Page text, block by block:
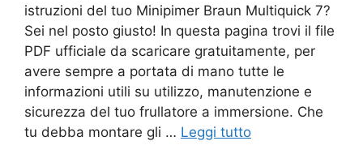
istruzioni del tuo Minipimer Braun Multiquick 7?
Sei nel posto giusto! In questa pagina trovi il file
PDF ufficiale da scaricare gratuitamente, per
avere sempre a portata di mano tutte le
informazioni utili su utilizzo, manutenzione e
sicurezza del tuo frullatore a immersione. Che
tu debba montare gli … Leggi tutto